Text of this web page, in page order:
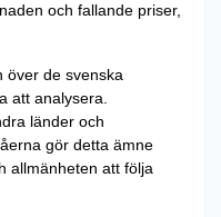
och fallande priser,
över de svenska
att analysera.
länder och
gör detta ämne
allmänheten att följa